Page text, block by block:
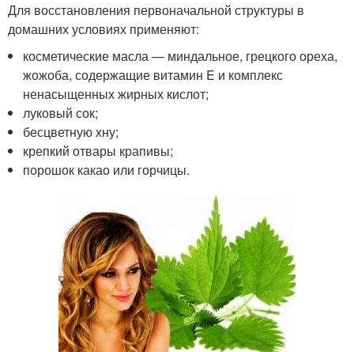
Для восстановления первоначальной структуры в
домашних условиях применяют:
косметические масла — миндальное, грецкого ореха,
жожоба, содержащие витамин E и комплекс
ненасыщенных жирных кислот;
луковый сок;
бесцветную хну;
крепкий отвары крапивы;
порошок какао или горчицы.